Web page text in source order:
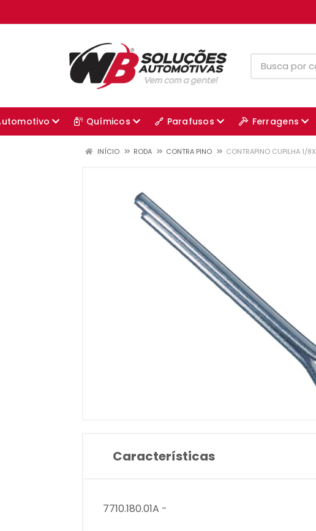
Químicos Parafusos Ferragens
INÍCIO RODA CONTRA PINO CONTRAPINO CUPILHA 1/
Características
7710.180.01A -